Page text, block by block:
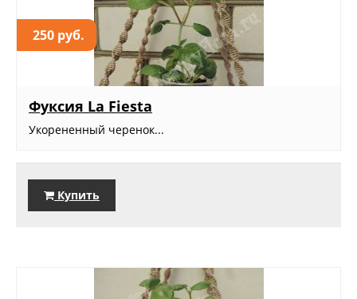
250 руб.
Фуксия La Fiesta
Укорененный черенок...
Купить